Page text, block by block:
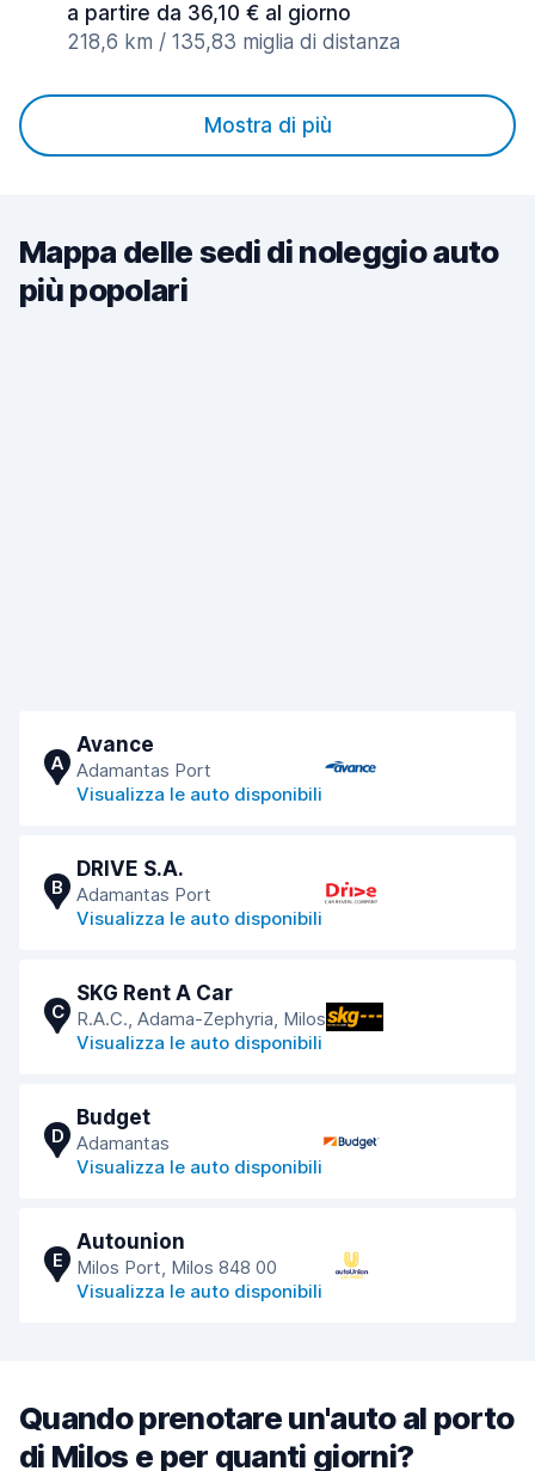
a partire da 36,10 € al giorno
218,6 km / 135,83 miglia di distanza
Mostra di più
Mappa delle sedi di noleggio auto
più popolari
A
Avance
Adamantas Port
Visualizza le auto disponibili
B
DRIVE S.A.
Adamantas Port
Visualizza le auto disponibili
C
SKG Rent A Car
R.A.C., Adama-Zephyria, Milos
Visualizza le auto disponibili
D
Budget
Adamantas
Visualizza le auto disponibili
E
Autounion
Milos Port, Milos 848 00
Visualizza le auto disponibili
Quando prenotare un'auto al porto
di Milos e per quanti giorni?